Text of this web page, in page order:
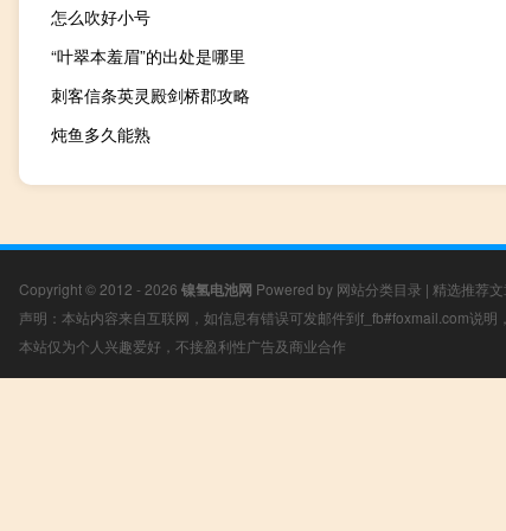
怎么吹好小号
“叶翠本羞眉”的出处是哪里
刺客信条英灵殿剑桥郡攻略
炖鱼多久能熟
Copyright © 2012 - 2026 镍氢电池网 Powered by 网站分类目录 | 精选推荐
声明：本站内容来自互联网，如信息有错误可发邮件到f_fb#foxmail.com说明
本站仅为个人兴趣爱好，不接盈利性广告及商业合作